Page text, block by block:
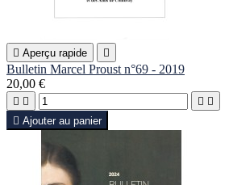
 Aperçu rapide 
Bulletin Marcel Proust n°69 - 2019
20,00 €
   
 Ajouter au panier